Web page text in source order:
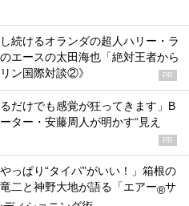
続けるオランダの超人ハリー・ラ
エースの太田海也「絶対王者から
ン国際対談②》
PR
るだけでも感覚が狂ってきます」B
ター・安藤周人が明かす“見え
PR
っぱり“タイパ”がいい！」箱根の
二と神野大地が語る「エアー®サ